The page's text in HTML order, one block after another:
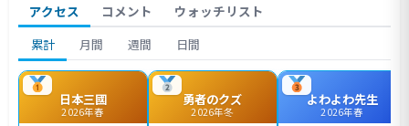
アクセス コメント ウォッチリスト
累計 月間 週間 日間
日本三國
2026年春
勇者のクズ
2026年冬
よわよわ先生
2026年春